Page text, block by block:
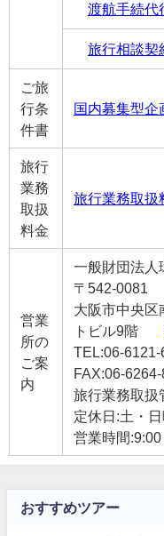
渡航手続代
旅行相談契
ご旅
行条
件書
国内募集型企
旅行
業務
取扱
料金
旅行業務取扱
営業
所の
ご案
内
一般財団法
〒542-0081
大阪市中央
トビル9階
TEL:06-6121-
FAX:06-6264-
旅行業務取扱
定休日:土・
営業時間
おすすめツアー